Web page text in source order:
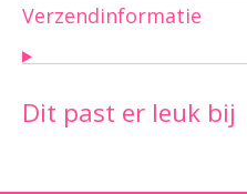
Verzendinformatie
Dit past er leuk bij